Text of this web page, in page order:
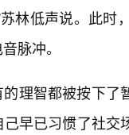
林低声说。此
脉冲。
理智都被按下了
早已习惯了社